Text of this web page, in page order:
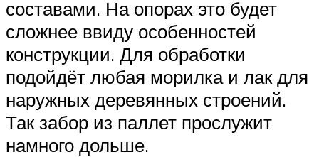
составами. На опорах это будет
сложнее ввиду особенностей
конструкции. Для обработки
подойдёт любая морилка и лак для
наружных деревянных строений.
Так забор из паллет прослужит
намного дольше.